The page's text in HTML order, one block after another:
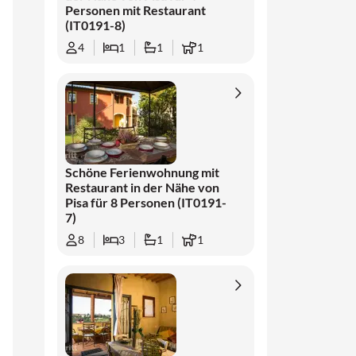
Personen mit Restaurant
(IT0191-8)
4 1 1 1
Schöne Ferienwohnung mit
Restaurant in der Nähe von
Pisa für 8 Personen (IT0191-
7)
8 3 1 1